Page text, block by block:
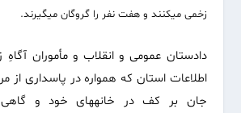
زخمی می‏کنند و هفت نفر را گروگان می‏گیرند.
دادستان عمومی و انقلاب و مأموران آگاهِ
اطلاعات استان که همواره در پاسداری از
جان بر کف در خانه‏های خود و